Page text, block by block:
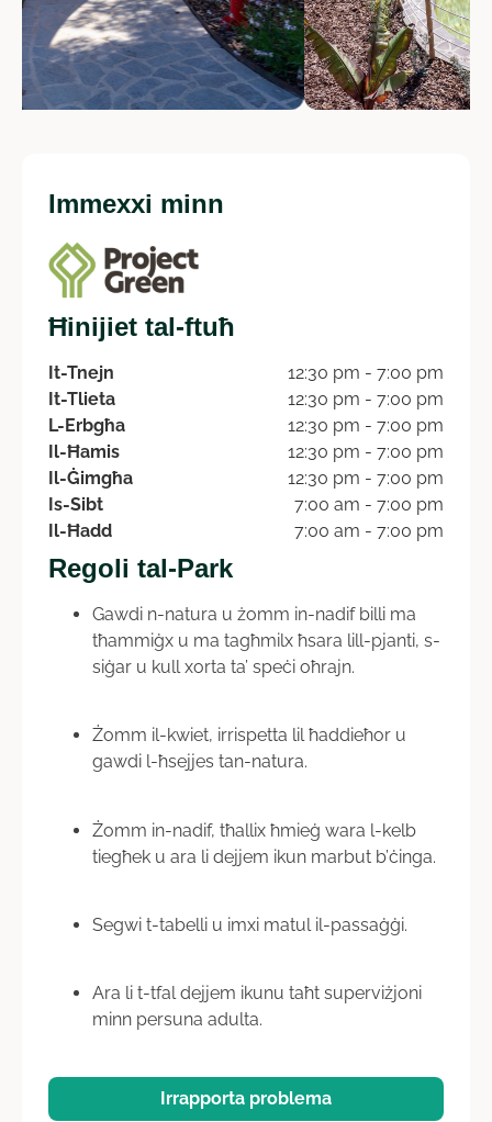
Immexxi minn
Ħinijiet tal-ftuħ
It-Tnejn
12:30 pm - 7:00 pm
It-Tlieta
12:30 pm - 7:00 pm
L-Erbgħa
12:30 pm - 7:00 pm
Il-Ħamis
12:30 pm - 7:00 pm
Il-Ġimgħa
12:30 pm - 7:00 pm
Is-Sibt
7:00 am - 7:00 pm
Il-Ħadd
7:00 am - 7:00 pm
Regoli tal-Park
Gawdi n-natura u żomm in-nadif billi ma
tħammiġx u ma tagħmilx ħsara lill-pjanti, s-
siġar u kull xorta ta’ speċi oħrajn.
Żomm il-kwiet, irrispetta lil ħaddieħor u
gawdi l-ħsejjes tan-natura.
Żomm in-nadif, tħallix ħmieġ wara l-kelb
tiegħek u ara li dejjem ikun marbut b’ċinga.
Segwi t-tabelli u imxi matul il-passaġġi.
Ara li t-tfal dejjem ikunu taħt superviżjoni
minn persuna adulta.
Irrapporta problema